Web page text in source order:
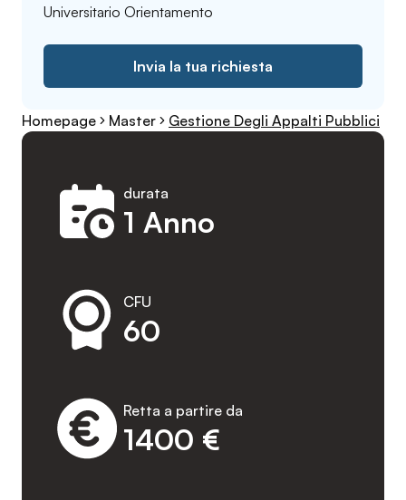
Universitario Orientamento
Invia la tua richiesta
Homepage Master Gestione Degli Appalti Pubblici
1 Anno
durata
60
CFU
1400 €
Retta a partire da